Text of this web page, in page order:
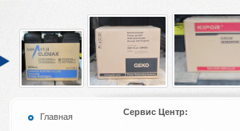
Главная Сервис Центр: